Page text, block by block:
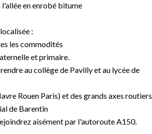
en enrobé bitume
:
les commodités
et primaire.
au collège de Pavilly et au lycée de
Rouen Paris) et des grands axes routiers
de Barentin
aisément par l'autoroute A150.